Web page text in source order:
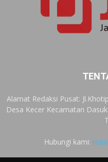
Alamat Redaksi Pusat:
Desa Kecer Kecamatan
Hubungi kami: